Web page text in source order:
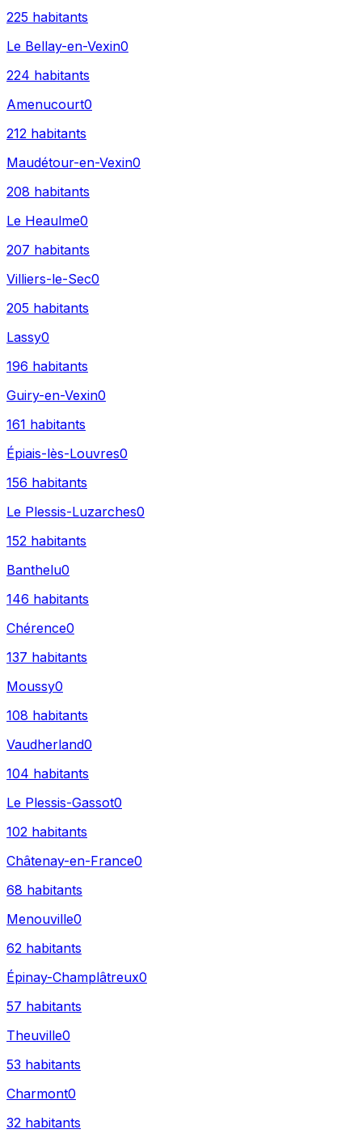
225 habitants
Le Bellay-en-Vexin0
224 habitants
Amenucourt0
212 habitants
Maudétour-en-Vexin0
208 habitants
Le Heaulme0
207 habitants
Villiers-le-Sec0
205 habitants
Lassy0
196 habitants
Guiry-en-Vexin0
161 habitants
Épiais-lès-Louvres0
156 habitants
Le Plessis-Luzarches0
152 habitants
Banthelu0
146 habitants
Chérence0
137 habitants
Moussy0
108 habitants
Vaudherland0
104 habitants
Le Plessis-Gassot0
102 habitants
Châtenay-en-France0
68 habitants
Menouville0
62 habitants
Épinay-Champlâtreux0
57 habitants
Theuville0
53 habitants
Charmont0
32 habitants